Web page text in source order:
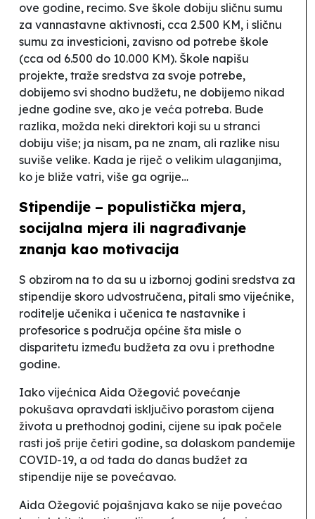
ove godine, recimo. Sve škole dobiju sličnu sumu
za vannastavne aktivnosti, cca 2.500 KM, i sličnu
sumu za investicioni, zavisno od potrebe škole
(cca od 6.500 do 10.000 KM). Škole napišu
projekte, traže sredstva za svoje potrebe,
dobijemo svi shodno budžetu, ne dobijemo nikad
jedne godine sve, ako je veća potreba. Bude
razlika, možda neki direktori koji su u stranci
dobiju više; ja nisam, pa ne znam, ali razlike nisu
suviše velike. Kada je riječ o velikim ulaganjima,
ko je bliže vatri, više ga ogrije…
Stipendije – populistička mjera,
socijalna mjera ili nagrađivanje
znanja kao motivacija
S obzirom na to da su u izbornoj godini sredstva za
stipendije skoro udvostručena, pitali smo vijećnike,
roditelje učenika i učenica te nastavnike i
profesorice s područja općine šta misle o
disparitetu između budžeta za ovu i prethodne
godine.
Iako vijećnica Aida Ožegović povećanje
pokušava opravdati isključivo porastom cijena
života u prethodnoj godini, cijene su ipak počele
rasti još prije četiri godine, sa dolaskom pandemije
COVID-19, a od tada do danas budžet za
stipendije nije se povećavao.
Aida Ožegović pojašnjava kako se nije povećao